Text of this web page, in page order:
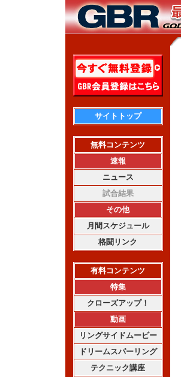
サイトトップ
無料コンテンツ
速報
ニュース
試合結果
その他
月間スケジュール
格闘リンク
有料コンテンツ
特集
クローズアップ！
動画
リングサイドムービー
ドリームスパーリング
テクニック講座